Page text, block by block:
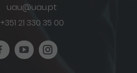
uau@uau.pt
+351 21 330 35 00